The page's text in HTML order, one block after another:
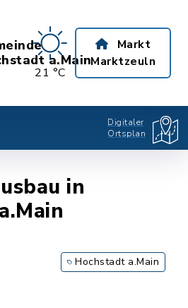
a.Main
21 °C
Markt
Marktzeuln
Digitaler
Ortsplan
in
Hochstadt a.Main